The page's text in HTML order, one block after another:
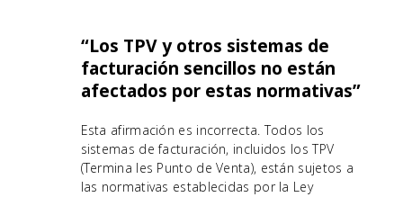
“Los TPV y otros sistemas de
facturación sencillos no están
afectados por estas normativas”
Esta afirmación es incorrecta. Todos los
sistemas de facturación, incluidos los TPV
(Termina les Punto de Venta), están sujetos a
las normativas establecidas por la Ley